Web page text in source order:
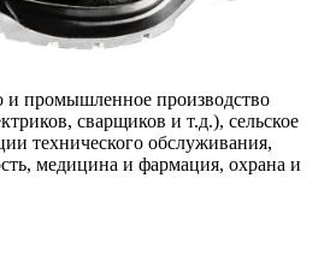
и промышленное производство
сварщиков и т.д.), сельское
технического обслуживания,
медицина и фармация, охрана и